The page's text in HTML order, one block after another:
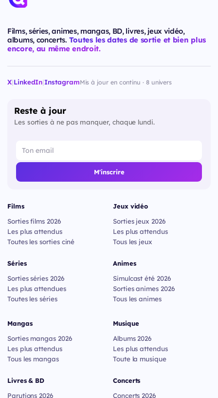
Films, séries, animes, mangas, BD, livres, jeux vidéo,
albums, concerts. Toutes les dates de sortie et bien plus
encore, au même endroit.
X|LinkedIn|InstagramMis à jour en continu · 8 univers
Reste à jour
Les sorties à ne pas manquer, chaque lundi.
M'inscrire
Films
Sorties films 2026
Les plus attendus
Toutes les sorties ciné
Séries
Sorties séries 2026
Les plus attendues
Toutes les séries
Jeux vidéo
Sorties jeux 2026
Les plus attendus
Tous les jeux
Animes
Simulcast été 2026
Sorties animes 2026
Tous les animes
Mangas
Sorties mangas 2026
Les plus attendus
Tous les mangas
Livres & BD
Parutions 2026
Musique
Albums 2026
Les plus attendus
Toute la musique
Concerts
Concerts 2026